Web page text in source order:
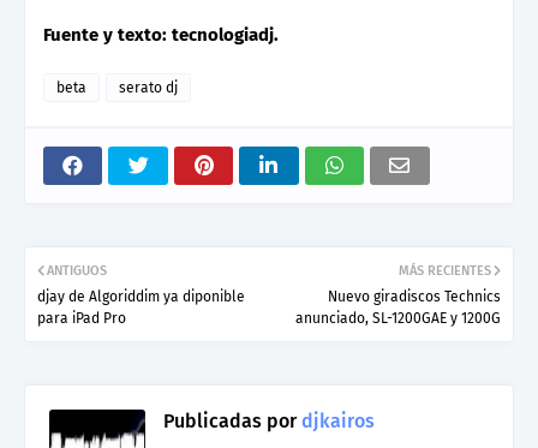
Fuente y texto: tecnologiadj.
beta serato dj
MÁS RECIENTES
Nuevo giradiscos Technics
anunciado, SL-1200GAE y 1200G
ANTIGUOS
djay de Algoriddim ya diponible
para iPad Pro
Publicadas pordjkairos